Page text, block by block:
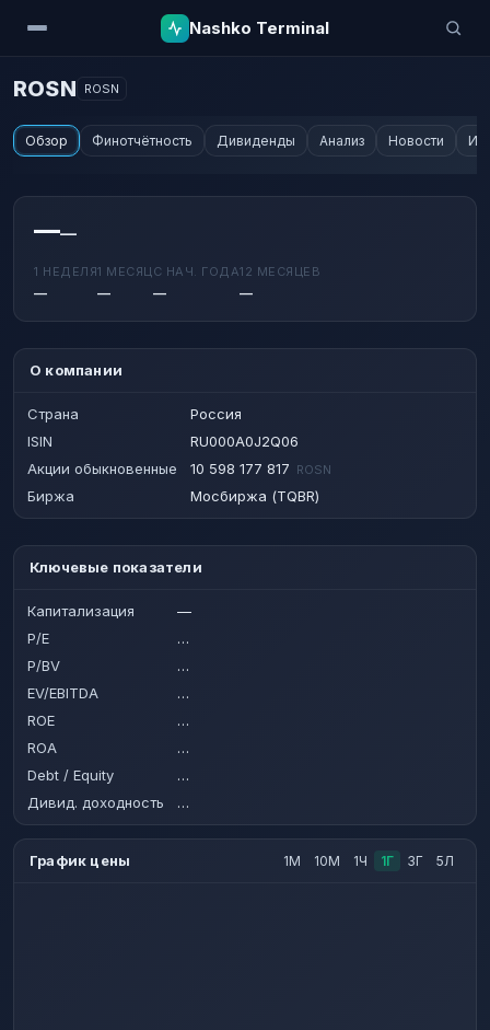
Nashko Terminal
ROSN ROSN
Обзор Финотчётность Дивиденды Анализ Новости
——
1 НЕДЕЛЯ
—
1 МЕСЯЦ
—
С НАЧ. ГОДА
—
12 МЕСЯЦЕВ
—
О компании
Страна
Россия
ISIN
RU000A0J2Q06
Акции обыкновенные
10 598 177 817 ROSN
Биржа Мосбиржа (TQBR)
Ключевые показатели
Капитализация
—
P/E
…
P/BV
…
EV/EBITDA
…
ROE
…
ROA
…
Debt / Equity
…
Дивид. доходность
…
График цены 1М 10М 1Ч 1Г 3Г 5Л